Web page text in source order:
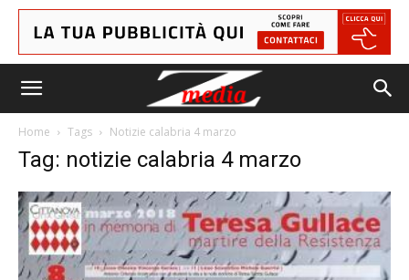
Home Tags Notizie calabria 4 marzo
Tag: notizie calabria 4 marzo